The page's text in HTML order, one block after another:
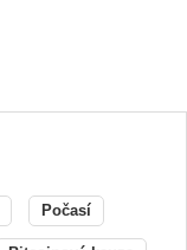
Počasí